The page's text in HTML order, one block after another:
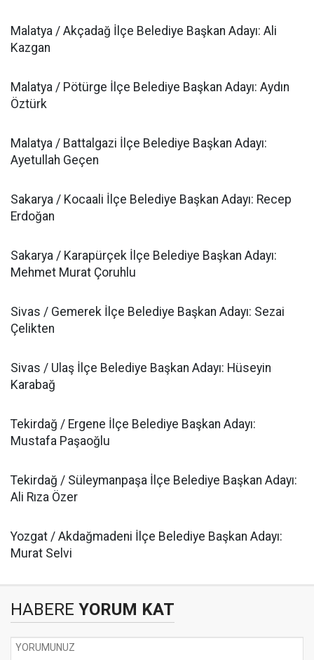
Malatya / Akçadağ İlçe Belediye Başkan Adayı: Ali
Kazgan
Malatya / Pötürge İlçe Belediye Başkan Adayı: Aydın
Öztürk
Malatya / Battalgazi İlçe Belediye Başkan Adayı:
Ayetullah Geçen
Sakarya / Kocaali İlçe Belediye Başkan Adayı: Recep
Erdoğan
Sakarya / Karapürçek İlçe Belediye Başkan Adayı:
Mehmet Murat Çoruhlu
Sivas / Gemerek İlçe Belediye Başkan Adayı: Sezai
Çelikten
Sivas / Ulaş İlçe Belediye Başkan Adayı: Hüseyin
Karabağ
Tekirdağ / Ergene İlçe Belediye Başkan Adayı:
Mustafa Paşaoğlu
Tekirdağ / Süleymanpaşa İlçe Belediye Başkan Adayı:
Ali Rıza Özer
Yozgat / Akdağmadeni İlçe Belediye Başkan Adayı:
Murat Selvi
HABERE YORUM KAT